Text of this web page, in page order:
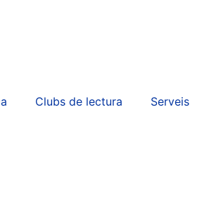
Clubs de lectura Serveis